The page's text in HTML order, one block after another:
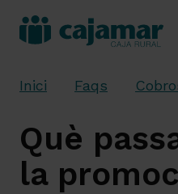
Inici Faqs
Què
la